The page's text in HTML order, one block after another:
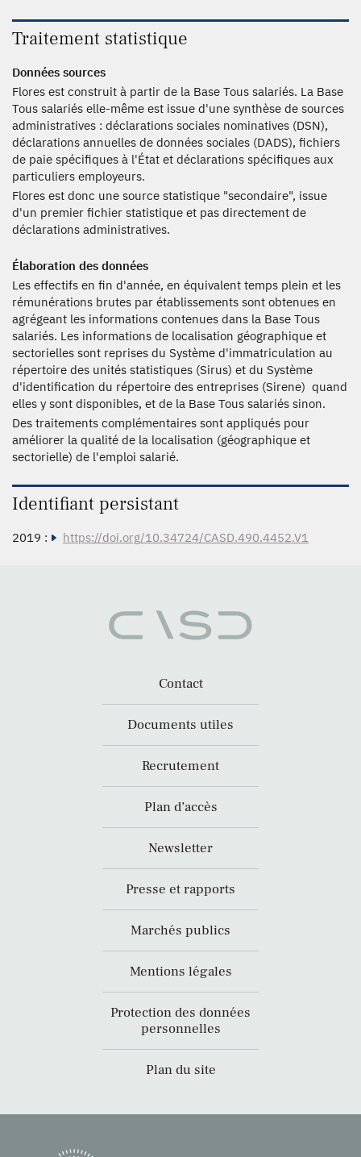
Traitement statistique
Données sources
Flores est construit à partir de la Base Tous salariés. La Base
Tous salariés elle-même est issue d'une synthèse de sources
administratives : déclarations sociales nominatives (DSN),
déclarations annuelles de données sociales (DADS), fichiers
de paie spécifiques à l'État et déclarations spécifiques aux
particuliers employeurs.
Flores est donc une source statistique "secondaire", issue
d'un premier fichier statistique et pas directement de
déclarations administratives.
Élaboration des données
Les effectifs en fin d'année, en équivalent temps plein et les
rémunérations brutes par établissements sont obtenues en
agrégeant les informations contenues dans la Base Tous
salariés. Les informations de localisation géographique et
sectorielles sont reprises du Système d'immatriculation au
répertoire des unités statistiques (Sirus) et du Système
d'identification du répertoire des entreprises (Sirene) quand
elles y sont disponibles, et de la Base Tous salariés sinon.
Des traitements complémentaires sont appliqués pour
améliorer la qualité de la localisation (géographique et
sectorielle) de l'emploi salarié.
Identifiant persistant
2019 : https://doi.org/10.34724/CASD.490.4452.V1
Contact
Documents utiles
Recrutement
Plan d’accès
Newsletter
Presse et rapports
Marchés publics
Mentions légales
Protection des données
personnelles
Plan du site